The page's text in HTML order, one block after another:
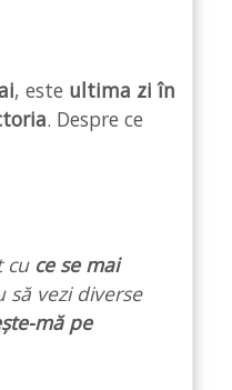
, este ultima zi în
. Despre ce
cu ce se mai
să vezi diverse
mă pe